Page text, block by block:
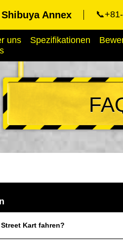
Annex
uns Spezifikationen
Kart fahren?